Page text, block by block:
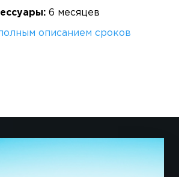
6 месяцев
описанием сроков